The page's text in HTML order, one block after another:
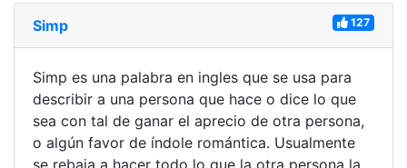
Simp 127
Simp es una palabra en ingles que se usa para
describir a una persona que hace o dice lo que
sea con tal de ganar el aprecio de otra persona,
o algún favor de índole romántica. Usualmente
se rebaja a hacer todo lo que la otra persona la